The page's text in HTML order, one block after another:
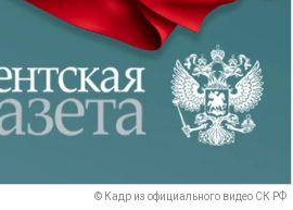
© Кадр из официального видео СК РФ